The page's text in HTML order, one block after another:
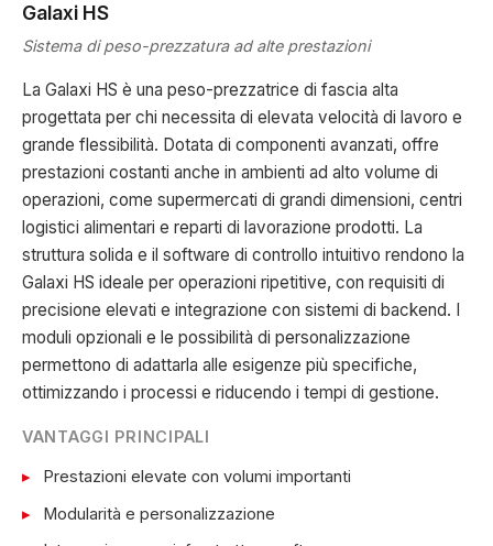
Galaxi HS
Sistema di peso-prezzatura ad alte prestazioni
La Galaxi HS è una peso-prezzatrice di fascia alta
progettata per chi necessita di elevata velocità di lavoro e
grande flessibilità. Dotata di componenti avanzati, offre
prestazioni costanti anche in ambienti ad alto volume di
operazioni, come supermercati di grandi dimensioni, centri
logistici alimentari e reparti di lavorazione prodotti. La
struttura solida e il software di controllo intuitivo rendono la
Galaxi HS ideale per operazioni ripetitive, con requisiti di
precisione elevati e integrazione con sistemi di backend. I
moduli opzionali e le possibilità di personalizzazione
permettono di adattarla alle esigenze più specifiche,
ottimizzando i processi e riducendo i tempi di gestione.
VANTAGGI PRINCIPALI
Prestazioni elevate con volumi importanti
Modularità e personalizzazione